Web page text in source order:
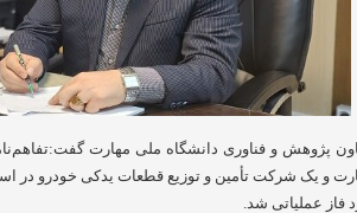
پژوهش و فناوری دانشگاه ملی مهارت
و یک شرکت تأمین و توزیع قطعات یدکی خودرو در
فاز عملیاتی شد.